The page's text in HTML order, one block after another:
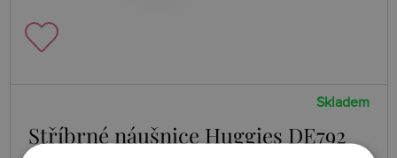
Skladem
Stříbrné náušnice Huggies DE792